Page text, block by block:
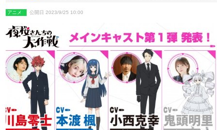
アニメ 公開日 2023/9/25 10:00